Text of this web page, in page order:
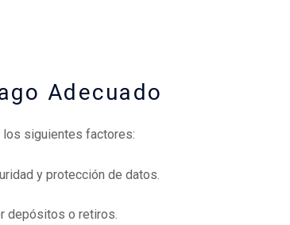
Adecuado
los siguientes factores:
y protección de datos.
depósitos o retiros.